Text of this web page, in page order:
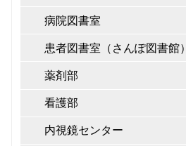
病院図書室
患者図書室（さんぽ図書館）
薬剤部
看護部
内視鏡センター